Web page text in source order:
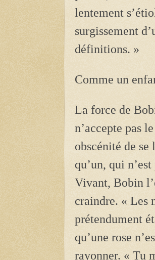
lentement
surgissement
définitions. »
Comme un
La force de
n’accepte pas
obscénité de se
qu’un, qui
Vivant, Bobin
craindre. « Les
prétendument
qu’une rose
rayonner. « Tu